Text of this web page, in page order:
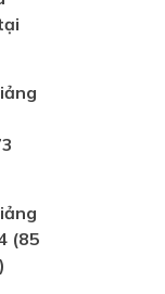
(85